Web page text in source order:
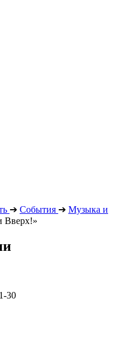
➔ События ➔ Музыка и
Вверх!»
30